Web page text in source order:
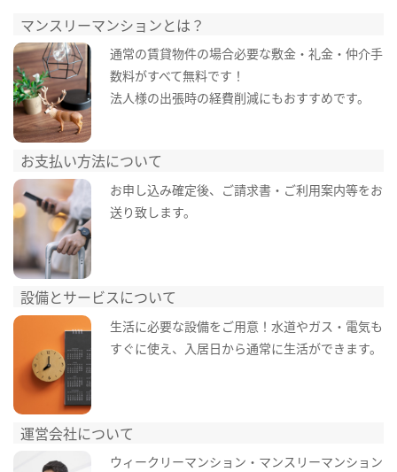
マンスリーマンションとは？
通常の賃貸物件の場合必要な敷金・礼金・仲介手
数料がすべて無料です！
法人様の出張時の経費削減にもおすすめです。
お支払い方法について
お申し込み確定後、ご請求書・ご利用案内等をお
送り致します。
設備とサービスについて
生活に必要な設備をご用意！水道やガス・電気も
すぐに使え、入居日から通常に生活ができます。
運営会社について
ウィークリーマンション・マンスリーマンション